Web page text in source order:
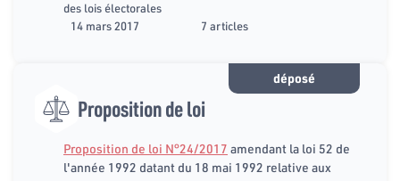
des lois électorales
14 mars 2017
7 articles
déposé
Proposition de loi
Proposition de loi N°24/2017 amendant la loi 52 de
l'année 1992 datant du 18 mai 1992 relative aux